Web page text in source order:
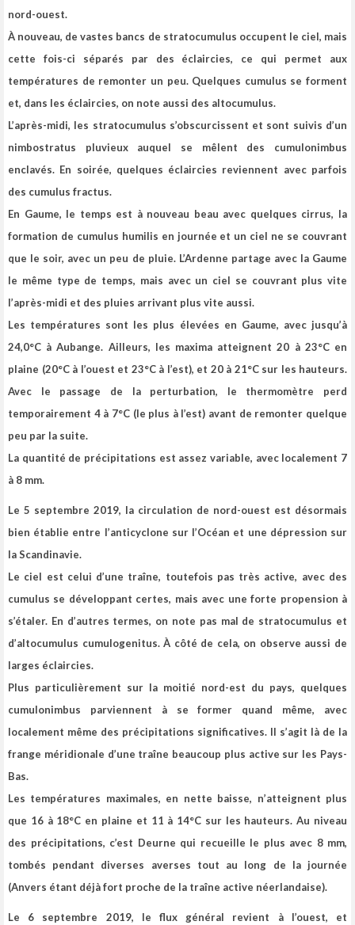
nord-ouest.
À nouveau, de vastes bancs de stratocumulus occupent le ciel, mais
cette fois-ci séparés par des éclaircies, ce qui permet aux
températures de remonter un peu. Quelques cumulus se forment
et, dans les éclaircies, on note aussi des altocumulus.
L’après-midi, les stratocumulus s’obscurcissent et sont suivis d’un
nimbostratus pluvieux auquel se mêlent des cumulonimbus
enclavés. En soirée, quelques éclaircies reviennent avec parfois
des cumulus fractus.
En Gaume, le temps est à nouveau beau avec quelques cirrus, la
formation de cumulus humilis en journée et un ciel ne se couvrant
que le soir, avec un peu de pluie. L’Ardenne partage avec la Gaume
le même type de temps, mais avec un ciel se couvrant plus vite
l’après-midi et des pluies arrivant plus vite aussi.
Les températures sont les plus élevées en Gaume, avec jusqu’à
24,0°C à Aubange. Ailleurs, les maxima atteignent 20 à 23°C en
plaine (20°C à l’ouest et 23°C à l’est), et 20 à 21°C sur les hauteurs.
Avec le passage de la perturbation, le thermomètre perd
temporairement 4 à 7°C (le plus à l’est) avant de remonter quelque
peu par la suite.
La quantité de précipitations est assez variable, avec localement 7
à 8 mm.
Le 5 septembre 2019, la circulation de nord-ouest est désormais
bien établie entre l’anticyclone sur l’Océan et une dépression sur
la Scandinavie.
Le ciel est celui d’une traîne, toutefois pas très active, avec des
cumulus se développant certes, mais avec une forte propension à
s’étaler. En d’autres termes, on note pas mal de stratocumulus et
d’altocumulus cumulogenitus. À côté de cela, on observe aussi de
larges éclaircies.
Plus particulièrement sur la moitié nord-est du pays, quelques
cumulonimbus parviennent à se former quand même, avec
localement même des précipitations significatives. Il s’agit là de la
frange méridionale d’une traîne beaucoup plus active sur les Pays-
Bas.
Les températures maximales, en nette baisse, n’atteignent plus
que 16 à 18°C en plaine et 11 à 14°C sur les hauteurs. Au niveau
des précipitations, c’est Deurne qui recueille le plus avec 8 mm,
tombés pendant diverses averses tout au long de la journée
(Anvers étant déjà fort proche de la traîne active néerlandaise).
Le 6 septembre 2019, le flux général revient à l’ouest, et